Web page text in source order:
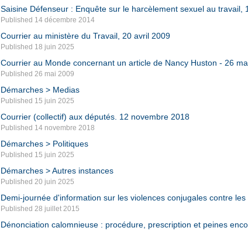
Saisine Défenseur : Enquête sur le harcèlement sexuel au travail,
Published 14 décembre 2014
Courrier au ministère du Travail, 20 avril 2009
Published 18 juin 2025
Courrier au Monde concernant un article de Nancy Huston - 26
Published 26 mai 2009
Démarches > Medias
Published 15 juin 2025
Courrier (collectif) aux députés. 12 novembre 2018
Published 14 novembre 2018
Démarches > Politiques
Published 15 juin 2025
Démarches > Autres instances
Published 20 juin 2025
Demi-journée d'information sur les violences conjugales contre
Published 28 juillet 2015
Dénonciation calomnieuse : procédure, prescription et peines